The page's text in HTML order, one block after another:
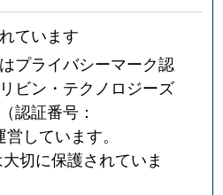
ています
プライバシーマーク認
ビン・テクノロジーズ
認証番号：
営しています。
切に保護されていま